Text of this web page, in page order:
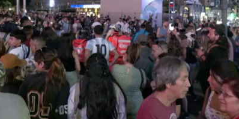
Pokretanje videa...